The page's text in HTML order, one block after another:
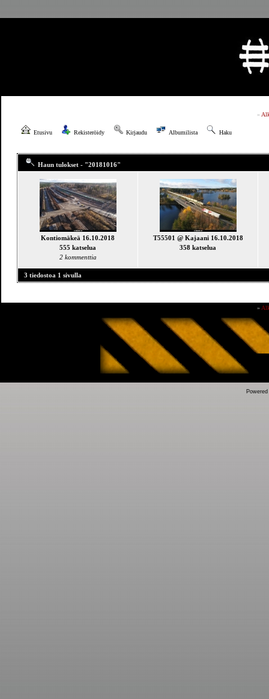
»
Etusivu Rekisteröidy Kirjaudu Albumilista Haku
Haun tulokset - "20181016"
Kontiomäkeä 16.10.2018
555 katselua
2 kommenttia
T55501 @ Kajaani 16.10.2018
358 katselua
3 tiedostoa 1 sivulla
»